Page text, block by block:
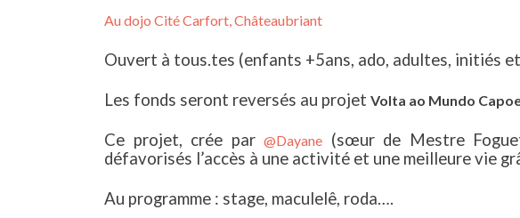
Au dojo Cité Carfort, Châteaubriant
Ouvert à tous.tes (enfants +5ans, ado, adultes, initiés
Les fonds seront reversés au projet Volta ao Mundo
Ce projet, crée par @Dayane (sœur de Mestre
défavorisés l’accès à une activité et une meilleure vie
Au programme : stage, maculelê, roda….